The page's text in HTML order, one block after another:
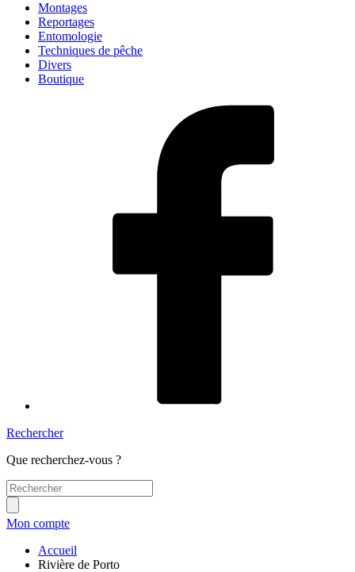
Montages
Reportages
Entomologie
Techniques de pêche
Divers
Boutique
Rechercher
Que recherchez-vous ?
Mon compte
Accueil
Rivière de Porto